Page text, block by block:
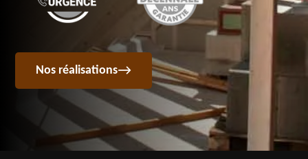
Nos réalisations